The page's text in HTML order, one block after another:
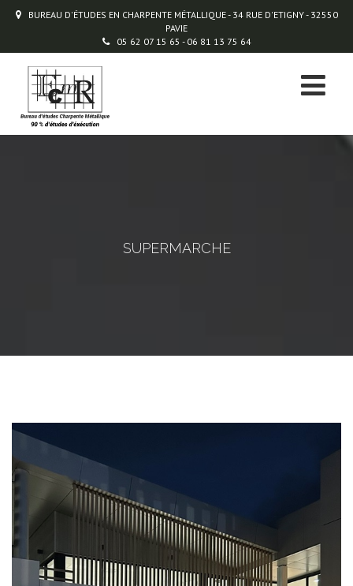
BUREAU D'ÉTUDES EN CHARPENTE MÉTALLIQUE - 34 RUE D'ETIGNY - 32550
PAVIE
05 62 07 15 65 - 06 81 13 75 64
SUPERMARCHE